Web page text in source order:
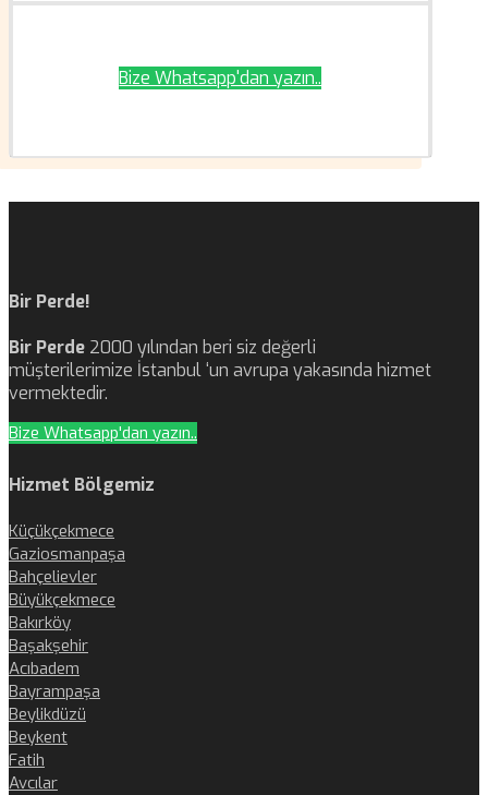
Bize Whatsapp'dan yazın..
Bir Perde!
Bir Perde 2000 yılından beri siz değerli
müşterilerimize İstanbul ‘un avrupa yakasında hizmet
vermektedir.
Bize Whatsapp'dan yazın..
Hizmet Bölgemiz
Küçükçekmece
Gaziosmanpaşa
Bahçelievler
Büyükçekmece
Bakırköy
Başakşehir
Acıbadem
Bayrampaşa
Beylikdüzü
Beykent
Fatih
Avcılar